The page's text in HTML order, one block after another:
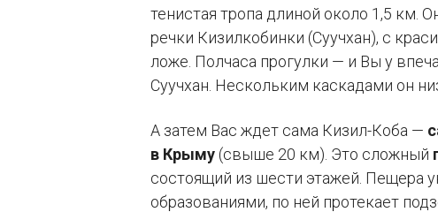
тенистая тропа длиной около 1,5 км.
речки Кизилкобинки (Суучхан), с
ложе. Полчаса прогулки — и Вы у
Суучхан. Нескольким каскадами он
А затем Вас ждет сама Кизил-Коба —
в Крыму (свыше 20 км). Это сложный
состоящий из шести этажей. Пещера
образованиями, по ней протекает